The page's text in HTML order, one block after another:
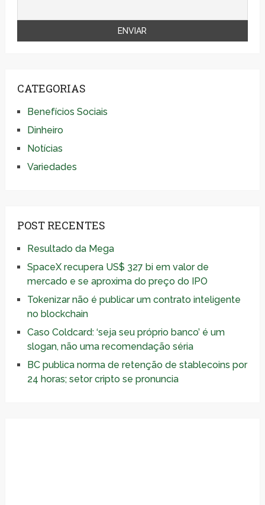
CATEGORIAS
Benefícios Sociais
Dinheiro
Notícias
Variedades
POST RECENTES
Resultado da Mega
SpaceX recupera US$ 327 bi em valor de
mercado e se aproxima do preço do IPO
Tokenizar não é publicar um contrato inteligente
no blockchain
Caso Coldcard: ‘seja seu próprio banco’ é um
slogan, não uma recomendação séria
BC publica norma de retenção de stablecoins por
24 horas; setor cripto se pronuncia